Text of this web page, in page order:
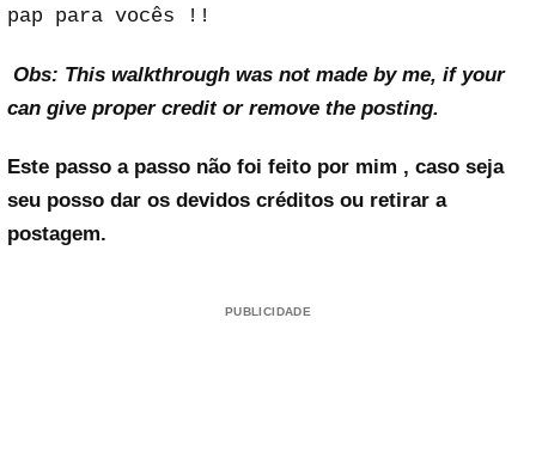
pap para vocês !!
Obs: This walkthrough was not made by me, if your
can give proper credit or remove the posting.
Este passo a passo não foi feito por mim , caso seja
seu posso dar os devidos créditos ou retirar a
postagem.
PUBLICIDADE